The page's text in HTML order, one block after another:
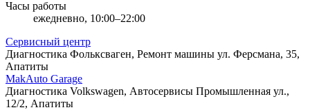
Часы работы
ежедневно, 10:00–22:00
Сервисный центр
Диагностика Фольксваген, Ремонт машины ул. Ферсмана, 35,
Апатиты
MakAuto Garage
Диагностика Volkswagen, Автосервисы Промышленная ул.,
12/2, Апатиты